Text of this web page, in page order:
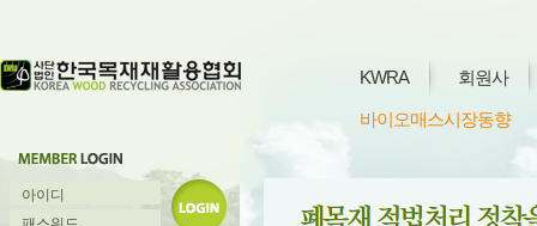
KWRA 회원사
바이오매스시장동향